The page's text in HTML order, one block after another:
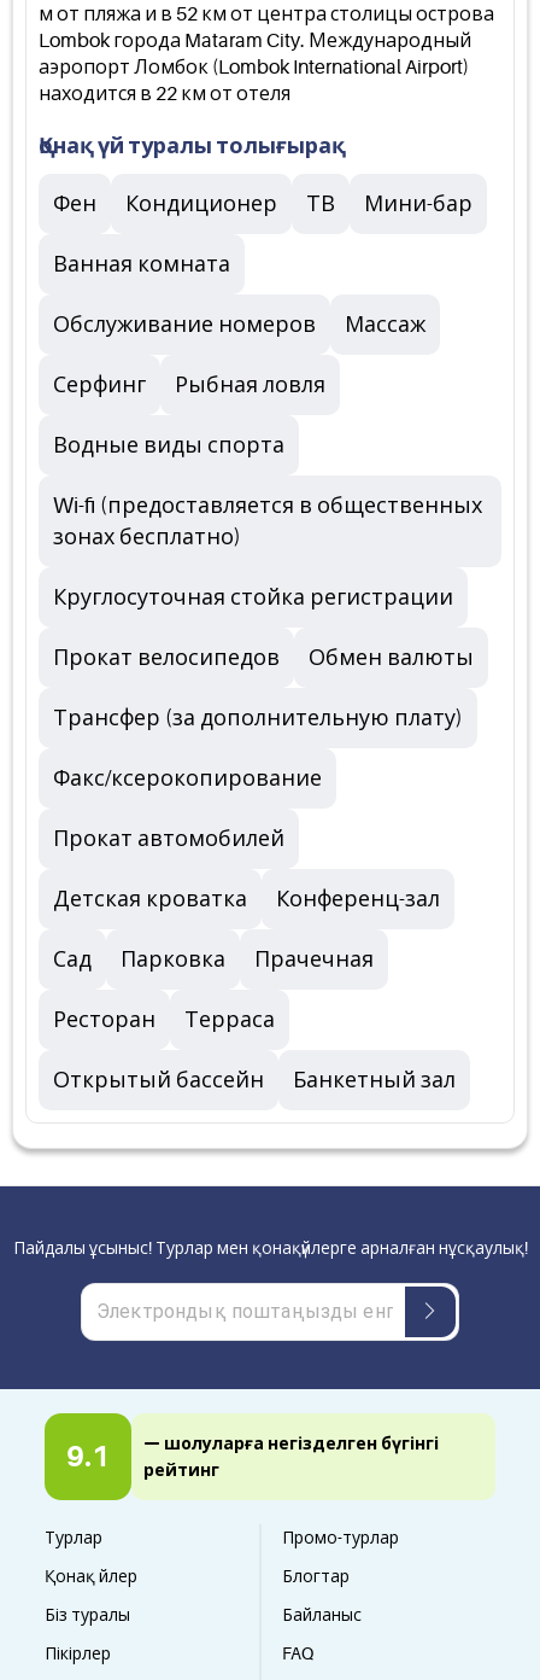
м от пляжа и в 52 км от центра столицы острова
Lombok города Mataram City. Международный
аэропорт Ломбок (Lombok International Airport)
находится в 22 км от отеля
Қонақ үй туралы толығырақ
Фен Кондиционер ТВ Мини-бар
Ванная комната
Обслуживание номеров Массаж
Серфинг Рыбная ловля
Водные виды спорта
Wi-fi (предоставляется в общественных
зонах бесплатно)
Круглосуточная стойка регистрации
Прокат велосипедов Обмен валюты
Трансфер (за дополнительную плату)
Факс/ксерокопирование
Прокат автомобилей
Детская кроватка Конференц-зал
Сад Парковка Прачечная
Ресторан Терраса
Открытый бассейн Банкетный зал
9.1
— шолуларға негізделген бүгінгі
рейтинг
Турлар
Промо-турлар
Қонақ үйлер
Блогтар
Біз туралы
Байланыс
Пікірлер
FAQ
Пайдалы ұсыныс! Турлар мен қонақүйлерге арналған нұсқаулық!